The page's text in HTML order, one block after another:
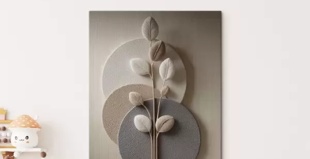
Яскраві, насичені кольори
Стійкість до вицвітання
Безпечне чорнило без запаху
Поверхня з текстурою полотна
Екологічний матеріал
Преміум
Від490